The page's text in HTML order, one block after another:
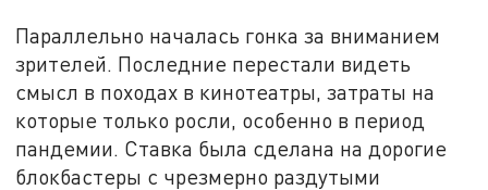
Параллельно началась гонка за вниманием
зрителей. Последние перестали видеть
смысл в походах в кинотеатры, затраты на
которые только росли, особенно в период
пандемии. Ставка была сделана на дорогие
блокбастеры с чрезмерно раздутыми